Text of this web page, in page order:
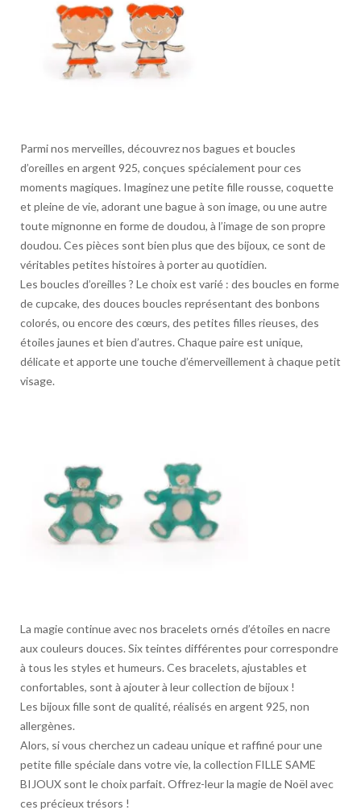
Parmi nos merveilles, découvrez nos bagues et boucles
d’oreilles en argent 925, conçues spécialement pour ces
moments magiques. Imaginez une petite fille rousse, coquette
et pleine de vie, adorant une bague à son image, ou une autre
toute mignonne en forme de doudou, à l’image de son propre
doudou. Ces pièces sont bien plus que des bijoux, ce sont de
véritables petites histoires à porter au quotidien.
Les boucles d’oreilles ? Le choix est varié : des boucles en forme
de cupcake, des douces boucles représentant des bonbons
colorés, ou encore des cœurs, des petites filles rieuses, des
étoiles jaunes et bien d’autres. Chaque paire est unique,
délicate et apporte une touche d’émerveillement à chaque petit
visage.
La magie continue avec nos bracelets ornés d’étoiles en nacre
aux couleurs douces. Six teintes différentes pour correspondre
à tous les styles et humeurs. Ces bracelets, ajustables et
confortables, sont à ajouter à leur collection de bijoux !
Les bijoux fille sont de qualité, réalisés en argent 925, non
allergènes.
Alors, si vous cherchez un cadeau unique et raffiné pour une
petite fille spéciale dans votre vie, la collection FILLE SAME
BIJOUX sont le choix parfait. Offrez-leur la magie de Noël avec
ces précieux trésors !